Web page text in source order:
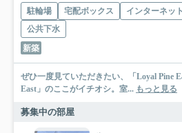
駐輪場 宅配ボックス インターネッ
公共下水
新築
ぜひ一度見ていただきたい、「Loyal Pine
East」のここがイチオシ。室... もっと見る
募集中の部屋